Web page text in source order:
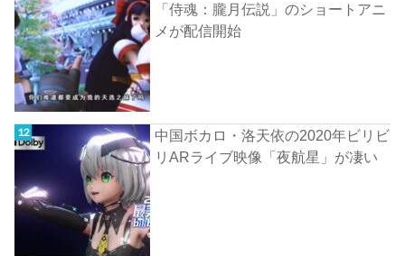
「侍魂：朧月伝説」のショートアニ
メが配信開始
中国ボカロ・洛天依の2020年ビリビ
リARライブ映像「夜航星」が凄い